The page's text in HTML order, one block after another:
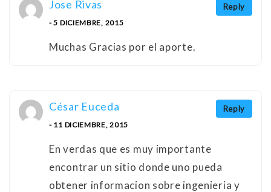
Reply
Jose Rivas
- 5 DICIEMBRE, 2015
Muchas Gracias por el aporte.
Reply
César Euceda
- 11 DICIEMBRE, 2015
En verdas que es muy importante
encontrar un sitio donde uno pueda
obtener informacion sobre ingenieria y